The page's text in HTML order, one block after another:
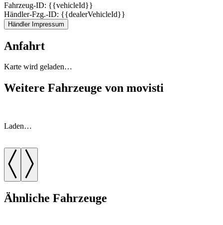
Fahrzeug-ID: {{vehicleId}}
Händler-Fzg.-ID: {{dealerVehicleId}}
Händler Impressum
Anfahrt
Karte wird geladen…
Weitere Fahrzeuge von movisti
Laden…
Ähnliche Fahrzeuge